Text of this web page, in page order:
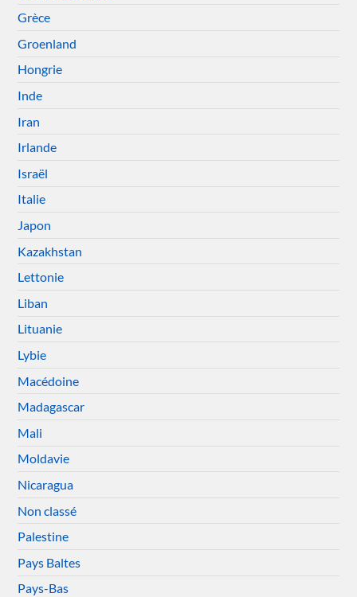
Grèce
Groenland
Hongrie
Inde
Iran
Irlande
Israël
Italie
Japon
Kazakhstan
Lettonie
Liban
Lituanie
Lybie
Macédoine
Madagascar
Mali
Moldavie
Nicaragua
Non classé
Palestine
Pays Baltes
Pays-Bas